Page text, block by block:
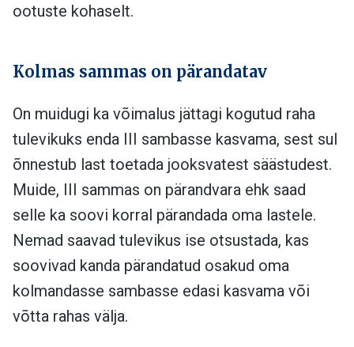
ootuste kohaselt.
Kolmas sammas on pärandatav
On muidugi ka võimalus jättagi kogutud raha
tulevikuks enda III sambasse kasvama, sest sul
õnnestub last toetada jooksvatest säästudest.
Muide, III sammas on pärandvara ehk saad
selle ka soovi korral pärandada oma lastele.
Nemad saavad tulevikus ise otsustada, kas
soovivad kanda pärandatud osakud oma
kolmandasse sambasse edasi kasvama või
võtta rahas välja.